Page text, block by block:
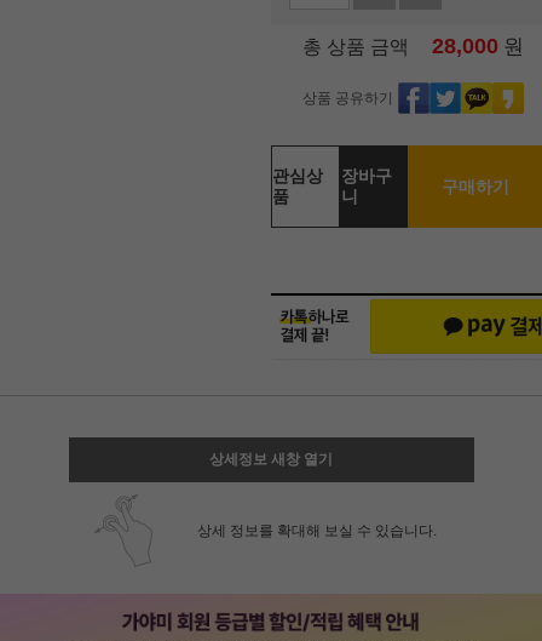
총 상품 금액 28,000 원
상품 공유하기
관심상
품
장바구
니
구매하기
상세정보 새창 열기
상세 정보를 확대해 보실 수 있습니다.